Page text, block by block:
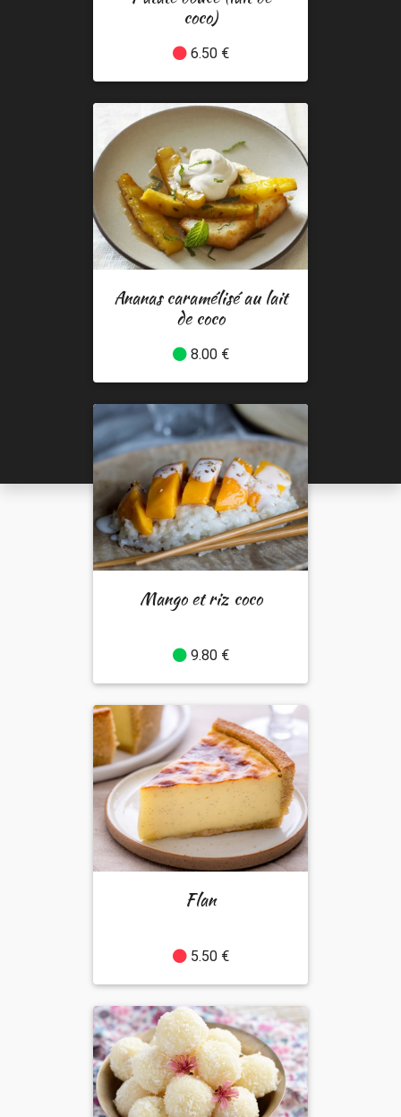
coco)
6.50 €
Ananas caramélisé au lait
de coco
8.00 €
Mango et riz coco
9.80 €
Flan
5.50 €